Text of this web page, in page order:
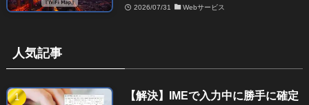
2026/07/31 Webサービス
人気記事
【解決】IMEで入力中に勝手に確定